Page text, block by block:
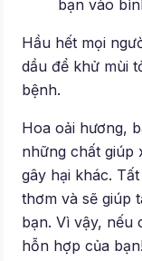
bạn vào
Hầu hết mọi
dầu để khử mùi
bệnh.
Hoa oải hương,
những chất giúp
gây hại khác.
thơm và sẽ giúp
bạn. Vì vậy, nếu
hỗn hợp của